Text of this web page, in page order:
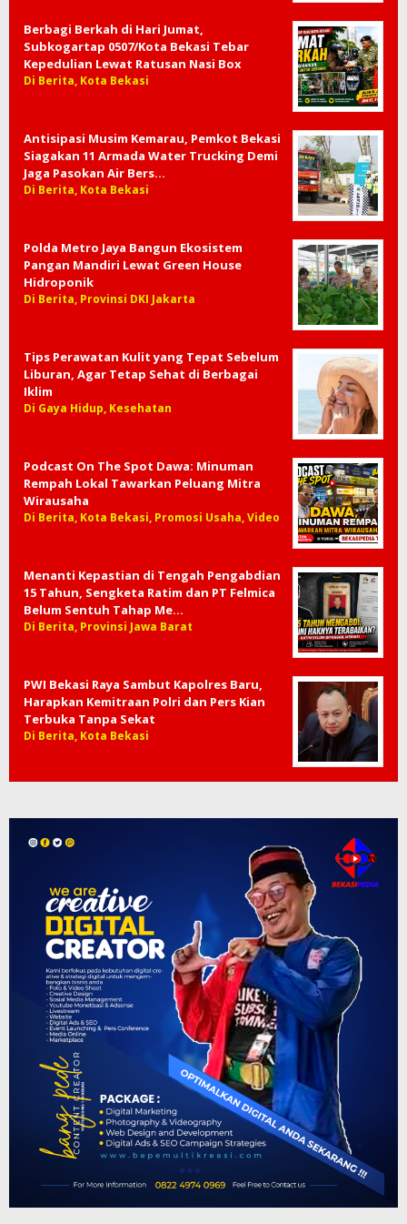
Berbagi Berkah di Hari Jumat,
Subkogartap 0507/Kota Bekasi Tebar
Kepedulian Lewat Ratusan Nasi Box
Di Berita, Kota Bekasi
Antisipasi Musim Kemarau, Pemkot Bekasi
Siagakan 11 Armada Water Trucking Demi
Jaga Pasokan Air Bers…
Di Berita, Kota Bekasi
Polda Metro Jaya Bangun Ekosistem
Pangan Mandiri Lewat Green House
Hidroponik
Di Berita, Provinsi DKI Jakarta
Tips Perawatan Kulit yang Tepat Sebelum
Liburan, Agar Tetap Sehat di Berbagai
Iklim
Di Gaya Hidup, Kesehatan
Podcast On The Spot Dawa: Minuman
Rempah Lokal Tawarkan Peluang Mitra
Wirausaha
Di Berita, Kota Bekasi, Promosi Usaha, Video
Menanti Kepastian di Tengah Pengabdian
15 Tahun, Sengketa Ratim dan PT Felmica
Belum Sentuh Tahap Me…
Di Berita, Provinsi Jawa Barat
PWI Bekasi Raya Sambut Kapolres Baru,
Harapkan Kemitraan Polri dan Pers Kian
Terbuka Tanpa Sekat
Di Berita, Kota Bekasi